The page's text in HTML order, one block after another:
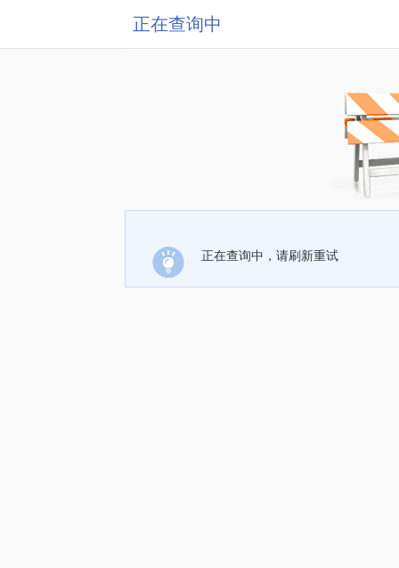
正在查询中
正在查询中，请刷新重试